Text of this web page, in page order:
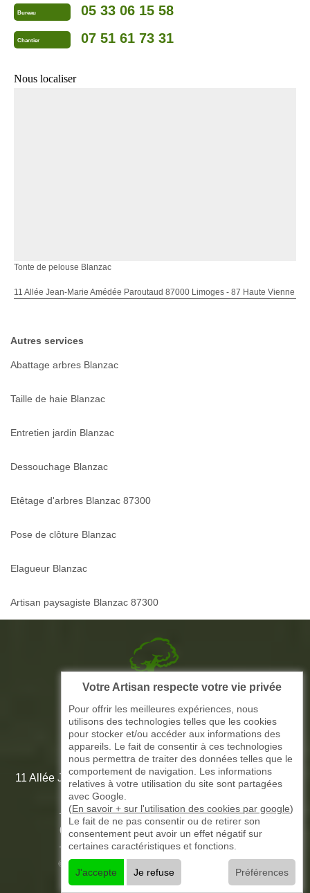
Bureau 05 33 06 15 58
Chantier 07 51 61 73 31
Nous localiser
Tonte de pelouse Blanzac
11 Allée Jean-Marie Amédée Paroutaud 87000 Limoges - 87 Haute Vienne
Autres services
Abattage arbres Blanzac
Taille de haie Blanzac
Entretien jardin Blanzac
Dessouchage Blanzac
Etêtage d'arbres Blanzac 87300
Pose de clôture Blanzac
Elagueur Blanzac
Artisan paysagiste Blanzac 87300
Picque elagage 87
ARTISAN ELAGAGE ET PAYSAGISTE
11 Allée Jean-Marie Amédée Paroutaud 87000 Limoges -
87 Haute Vienne
05 33 06 15 58 - 07 51 61 73 31
©2016 - 2026 TOUT DROIT RÉSERVÉ -
MENTIONS LÉGALES
Votre Artisan respecte votre vie privée
Pour offrir les meilleures expériences, nous
utilisons des technologies telles que les cookies
pour stocker et/ou accéder aux informations des
appareils. Le fait de consentir à ces technologies
nous permettra de traiter des données telles que le
comportement de navigation. Les informations
relatives à votre utilisation du site sont partagées
avec Google.
(En savoir + sur l'utilisation des cookies par google)
Le fait de ne pas consentir ou de retirer son
consentement peut avoir un effet négatif sur
certaines caractéristiques et fonctions.
J'accepte Je refuse Préférences